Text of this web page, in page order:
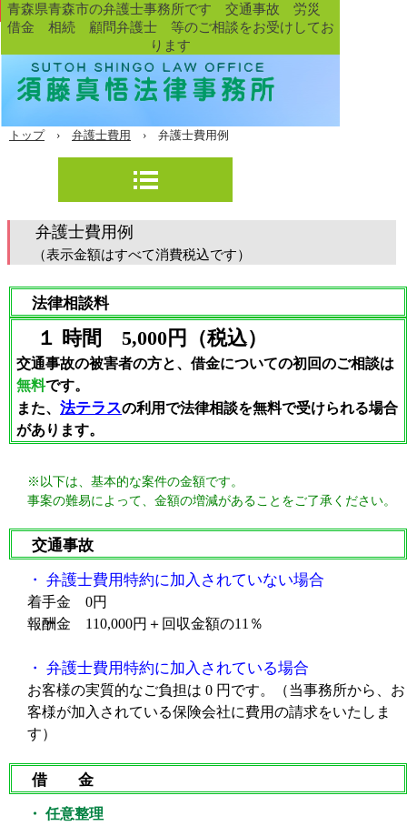
青森県青森市の弁護士事務所です 交通事故 労災
借金 相続 顧問弁護士 等のご相談をお受けしてお
ります
トップ › 弁護士費用 › 弁護士費用例
弁護士費用例
（表示金額はすべて消費税込です）
法律相談料
１ 時間 5,000円（税込）
交通事故の被害者の方と、借金についての初回のご相談は
無料です。
また、 法テラスの利用で法律相談を無料で受けられる場合
があります。
※以下は、基本的な案件の金額です。
事案の難易によって、金額の増減があることをご了承ください。
交通事故
・ 弁護士費用特約に加入されていない場合
着手金 0円
報酬金 110,000円＋回収金額の11％
・ 弁護士費用特約に加入されている場合
お客様の実質的なご負担は 0 円です。（当事務所から、お
客様が加入されている保険会社に費用の請求をいたしま
す）
借 金
・ 任意整理